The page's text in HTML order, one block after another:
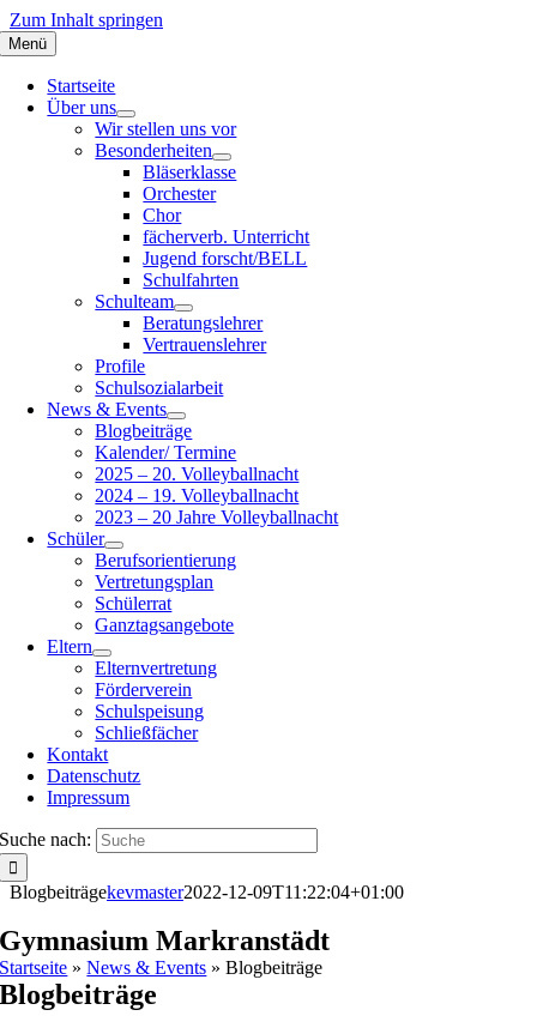
Zum Inhalt springen
Menü
Startseite
Über uns
Wir stellen uns vor
Besonderheiten
Bläserklasse
Orchester
Chor
fächerverb. Unterricht
Jugend forscht/BELL
Schulfahrten
Schulteam
Beratungslehrer
Vertrauenslehrer
Profile
Schulsozialarbeit
News & Events
Blogbeiträge
Kalender/ Termine
2025 – 20. Volleyballnacht
2024 – 19. Volleyballnacht
2023 – 20 Jahre Volleyballnacht
Schüler
Berufsorientierung
Vertretungsplan
Schülerrat
Ganztagsangebote
Eltern
Elternvertretung
Förderverein
Schulspeisung
Schließfächer
Kontakt
Datenschutz
Impressum
Suche nach:
Blogbeiträgekevmaster2022-12-09T11:22:04+01:00
Gymnasium Markranstädt
Startseite »News & Events »Blogbeiträge
Blogbeiträge